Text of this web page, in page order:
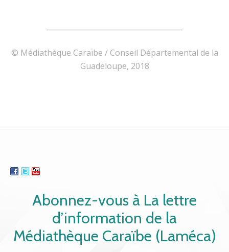
© Médiathèque Caraïbe / Conseil Départemental de la
Guadeloupe, 2018
Abonnez-vous à La lettre
d’information de la
Médiathèque Caraïbe (Laméca)